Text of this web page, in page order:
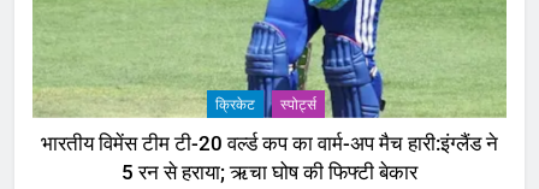
क्रिकेट ‎स्पोर्ट्स
भारतीय विमेंस टीम टी-20 वर्ल्ड कप का वार्म-अप मैच हारी:इंग्लैंड ने
5 रन से हराया; ऋचा घोष की फिफ्टी बेकार